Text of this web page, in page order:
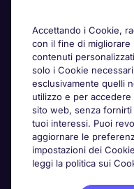
Awards
Accettando i Cookie,
con il fine di
contenuti
solo i Cookie
esclusivamente quelli
utilizzo e per
sito web, senza
tuoi interessi. Puoi
aggiornare le
impostazioni dei
leggi la politica sui